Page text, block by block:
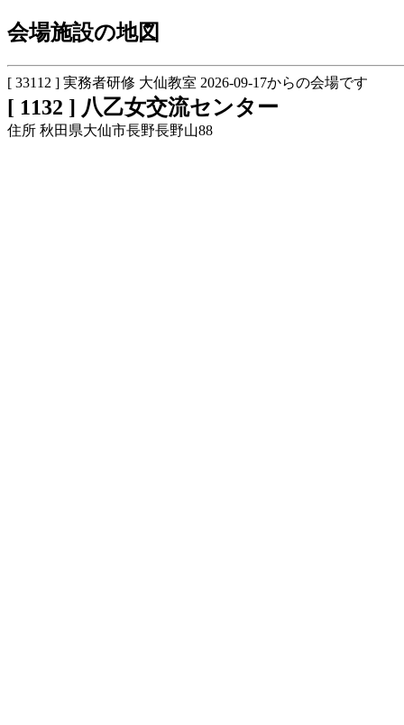
会場施設の地図
[ 33112 ] 実務者研修 大仙教室 2026-09-17からの会場です
[ 1132 ] 八乙女交流センター
住所 秋田県大仙市長野長野山88